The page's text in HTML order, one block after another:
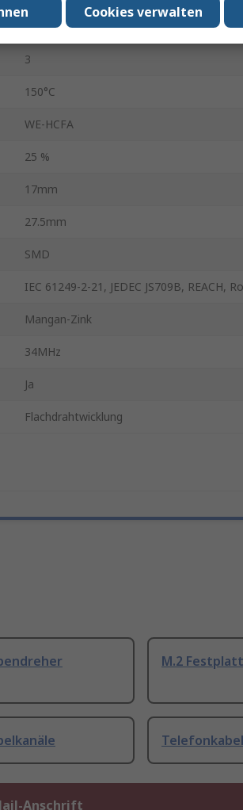
-40°C
3
150°C
WE-HCFA
25 %
17mm
27.5mm
SMD
IEC 61249-2-21, JEDEC JS709B, REACH,
Mangan-Zink
34MHz
Ja
Flachdrahtwicklung
M.2
Anschrift
Cookies verwalten